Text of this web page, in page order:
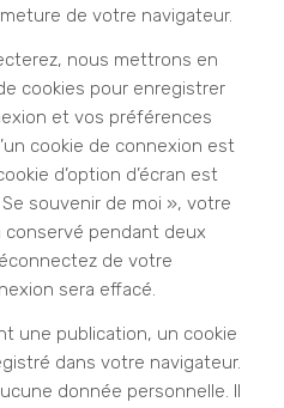
de votre navigateur.
nous mettrons en
cookies pour enregistrer
et vos préférences
cookie de connexion est
d’option d’écran est
souvenir de moi », votre
conservé pendant deux
de votre
sera effacé.
une publication, un cookie
dans votre navigateur.
donnée personnelle. Il